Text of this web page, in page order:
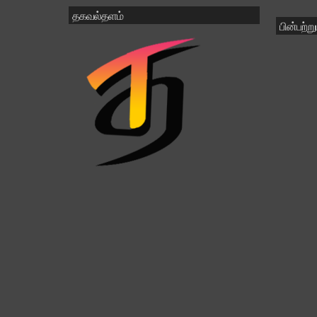
motivational stories
mystreies place
Natural Medicine
New Location
New tagaval
News
pdf2word
People Voice
Result
short stories
short story
தகவல்தளம்